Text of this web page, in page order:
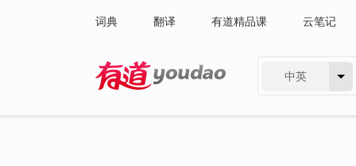
词典 翻译 有道精品课 云笔记
中英